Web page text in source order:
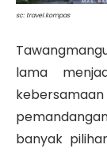
sc: travel.kompas
lama
banyak